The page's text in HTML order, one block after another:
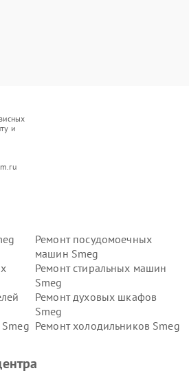
и
Ремонт посудомоечных
машин Smeg
Ремонт стиральных машин
Smeg
Ремонт духовых шкафов
Smeg
Ремонт холодильников Smeg